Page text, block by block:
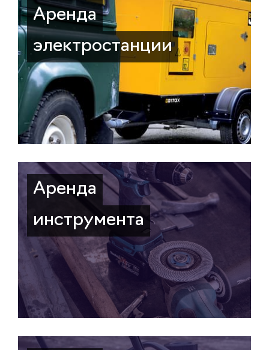
Аренда
электростанции
Аренда
инструмента